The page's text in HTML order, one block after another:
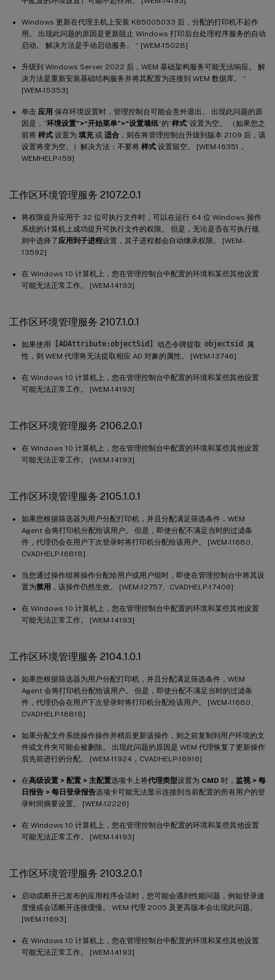
Windows 更新在代理主机上安装 KB5005033 后，分配的打印机不起作
用。 出现此问题的原因是更新阻止 Windows 打印后台处理程序服务的自动
启动。 解决方法是手动启动服务。 “ [WEM-15028]
升级到 Windows Server 2022 后，WEM 基础架构服务可能无法响应。 解
决方法是重新安装基础结构服务并将其配置为连接到 WEM 数据库。 “
[WEM-15353]
单击 应用 保存环境设置时，管理控制台可能会意外退出。 出现此问题的原
因是，“环境设置”>“开始菜单”>“设置墙纸”的“样式”设置为空。 （如果您之
前将 样式 设置为 填充或 适合 ，则在将管理控制台升级到版本 2109 后，该
设置将变为空。）解决方法：不要将 样式 设置留空。 [WEM-16351，
WEMHELP-159]
工作区环境管理服务 2107.2.0.1
将权限提升应用于 32 位可执行文件时，可以在运行 64 位 Windows 操作
系统的计算机上成功提升可执行文件的权限。 但是，无论是否在可执行规
则中选择了 应用到子进程设置，其子进程都会自动继承权限。 [WEM-
13592]
在 Windows 10 计算机上，您在管理控制台中配置的环境和某些其他设置
可能无法正常工作。 [WEM-14193]
工作区环境管理服务 2107.1.0.1
如果使用 [ADAttribute:objectSid] 动态令牌提取 objectsid
属
性，则 WEM 代理将无法提取相应 AD 对象的属性。 [WEM-13746]
在 Windows 10 计算机上，您在管理控制台中配置的环境和某些其他设置
可能无法正常工作。 [WEM-14193]
工作区环境管理服务 2106.2.0.1
在 Windows 10 计算机上，您在管理控制台中配置的环境和某些其他设置
可能无法正常工作。 [WEM-14193]
工作区环境管理服务 2105.1.0.1
如果您根据筛选器为用户分配打印机，并且分配满足筛选条件，WEM
Agent 会将打印机分配给该用户。 但是，即使分配不满足当时的过滤条
件，代理仍会在用户下次登录时将打印机分配给该用户。 [WEM-11680、
CVADHELP-16818]
当您通过操作组将操作分配给用户或用户组时，即使在管理控制台中将其设
置为禁用 ，该操作仍然生效。 [WEM-12757、CVADHELP-17406]
在 Windows 10 计算机上，您在管理控制台中配置的环境和某些其他设置
可能无法正常工作。 [WEM-14193]
工作区环境管理服务 2104.1.0.1
如果您根据筛选器为用户分配打印机，并且分配满足筛选条件，WEM
Agent 会将打印机分配给该用户。 但是，即使分配不满足当时的过滤条
件，代理仍会在用户下次登录时将打印机分配给该用户。 [WEM-11680、
CVADHELP-16818]
如果分配文件系统操作操作并稍后更新该操作，则之前复制到用户环境的文
件或文件夹可能会被删除。 出现此问题的原因是 WEM 代理恢复了更新操作
后先前进行的分配。 [WEM-11924，CVADHELP-16916]
在高级设置 > 配置 > 主配置选项卡上将代理类型设置为 CMD 时， 监视 > 每
日报告 > 每日登录报告选项卡可能无法显示连接到当前配置的所有用户的登
录时间摘要设置。 [WEM-12226]
在 Windows 10 计算机上，您在管理控制台中配置的环境和某些其他设置
可能无法正常工作。 [WEM-14193]
工作区环境管理服务 2103.2.0.1
启动或断开已发布的应用程序会话时，您可能会遇到性能问题，例如登录速
度慢或会话断开连接缓慢。 WEM 代理 2005 及更高版本会出现此问题。
[WEM-11693]
在 Windows 10 计算机上，您在管理控制台中配置的环境和某些其他设置
可能无法正常工作。 [WEM-14193]